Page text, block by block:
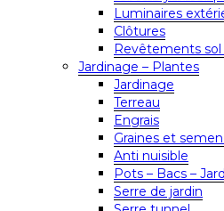
Luminaires
Clôtures
Revêtements
Jardinage – Plantes
Jardinage
Terreau
Engrais
Graines et
Anti nuisible
Pots – Bacs –
Serre de jardin